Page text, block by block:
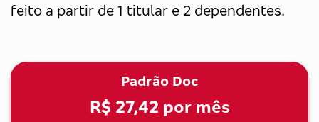
feito a partir de 1 titular e 2 dependentes.
Padrão Doc
R$ 27,42 por mês